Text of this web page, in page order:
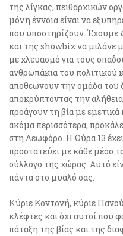
της λίγκας, πειθαρχικών
μόνη έννοια είναι να
που υποστηρίζουν.
και της showbiz να μιλάνε
με χλευασμό για τους
ανθρωπάκια του πολιτικού
αποθεώνουν την ομάδα του
αποκρύπτοντας την
προάγουν τη βία με
ακόμα περισσότερα,
στη Λεωφόρο. Η Θύρα 13
προστατεύει με κάθε μέσο
σύλλογο της χώρας. Αυτό
πάντα στο μυαλό σας.
Κύριε Κοντονή, κύριε
κλέφτες και όχι αυτοί που
πάταξη της βίας και της